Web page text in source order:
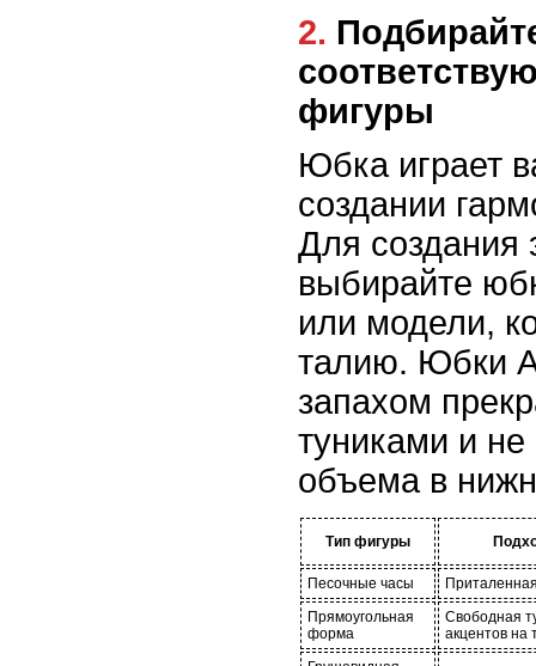
2. Подбирайте юбку,
фигуры
Юбка играет
создании
Для создания
выбирайте
или модели,
талию. Юбки
запахом
туниками и
объема в
Тип фигуры
Песочные часы
Прямоугольная
форма
Свободная
акцентов на